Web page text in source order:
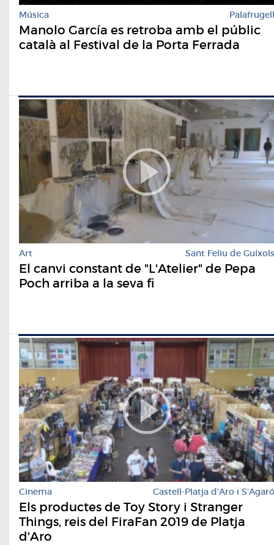
Música Palafrugell
Manolo García es retroba amb el públic
català al Festival de la Porta Ferrada
Art Sant Feliu de Guíxols
El canvi constant de "L'Atelier" de Pepa
Poch arriba a la seva fi
Cinema Castell-Platja d'Aro i S'Agaró
Els productes de Toy Story i Stranger
Things, reis del FiraFan 2019 de Platja
d'Aro